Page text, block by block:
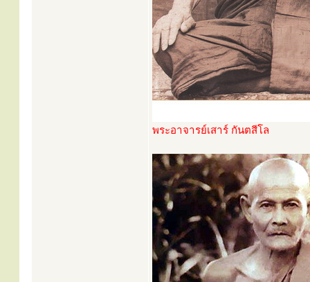
พระอาจารย์เสาร์ กันตสีโล